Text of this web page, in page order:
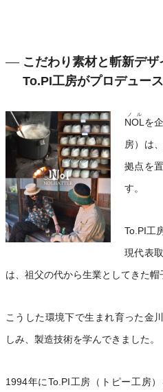
こだわり素材と斬新デザ
To.PI工房がプロデュース
NOL
ノル
を
房）は
拠点を
す。
To.PI工
現代表
は、祖父の代から生業としてきた帽
こうした環境下で生まれ育った金
しみ、製造技術を学んできました。
1994年にTo.PI工房（トピー工房